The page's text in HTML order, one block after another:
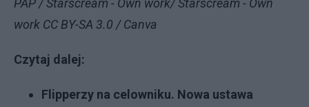
work CC BY-SA 3.0 / Canva
Czytaj dalej:
Flipperzy na celowniku. Nowa ustawa